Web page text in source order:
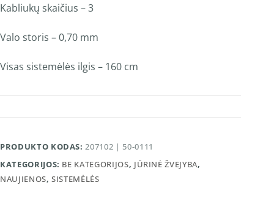
Kabliukų skaičius – 3
Valo storis – 0,70 mm
Visas sistemėlės ilgis – 160 cm
PRODUKTO KODAS:207102 | 50-0111
KATEGORIJOS: BE KATEGORIJOS, JŪRINĖ ŽVEJYBA,
NAUJIENOS,SISTEMĖLĖS